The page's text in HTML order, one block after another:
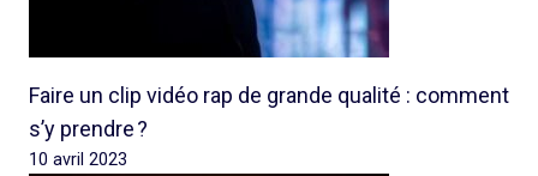
Faire un clip vidéo rap de grande qualité : comment
s’y prendre ?
10 avril 2023